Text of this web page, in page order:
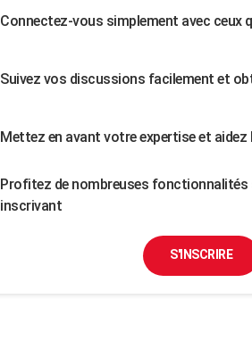
Connectez-vous simplement avec ceux
Suivez vos discussions facilement et
Mettez en avant votre expertise et aidez
Profitez de nombreuses fonctionnalités
inscrivant
S'INSCRIRE